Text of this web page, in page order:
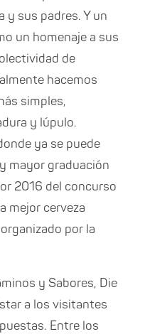
y sus padres. Y un
un homenaje a sus
de
hacemos
simples,
y lúpulo.
ya se puede
mayor graduación
2016 del concurso
mejor cerveza
por la
y Sabores, Die
a los visitantes
Entre los